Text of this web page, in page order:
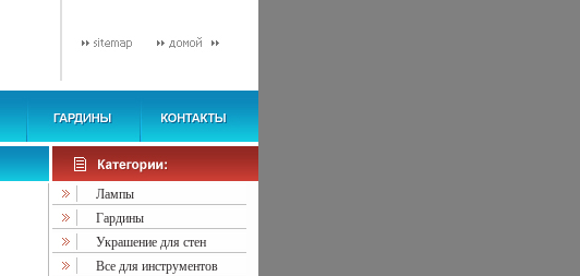
Лампы
Гардины
Украшение для стен
Все для инструментов